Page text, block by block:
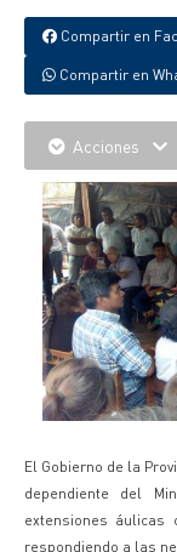
Compartir en
Compartir en
Acciones
El Gobierno de la
dependiente del
extensiones áulicas
respondiendo a las